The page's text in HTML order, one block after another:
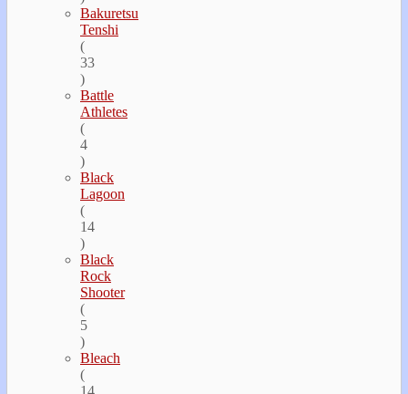
Bakuretsu
Tenshi
(
33
)
Battle
Athletes
(
4
)
Black
Lagoon
(
14
)
Black
Rock
Shooter
(
5
)
Bleach
(
14